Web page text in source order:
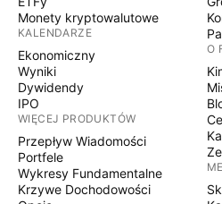
Monety kryptowalutowe
KALENDARZE
Ekonomiczny
Wyniki
Dywidendy
IPO
WIĘCEJ PRODUKTÓW
Przepływ Wiadomości
Portfele
Wykresy Fundamentalne
Krzywe Dochodowości
O